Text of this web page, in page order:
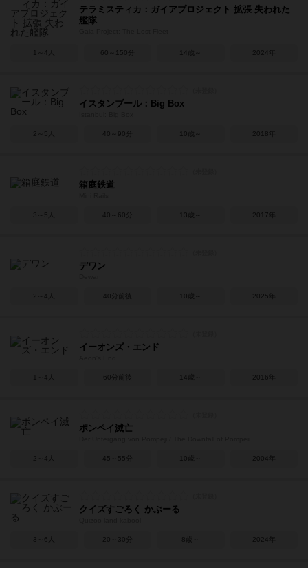
テラミスティカ：ガイアプロジェクト 拡張 失われた
艦隊
1～4人 60～150分 14歳～ 2024年
イスタンブール：Big Box
2～5人 40～90分 10歳～ 2018年
箱庭鉄道
3～5人 40～60分 13歳～ 2017年
デワン
2～4人 40分前後 10歳～ 2025年
イーオンズ・エンド
1～4人 60分前後 14歳～ 2016年
ポンペイ滅亡
2～4人 45～55分 10歳～ 2004年
クイズすごろく かぶーる
3～6人 20～30分 8歳～ 2024年